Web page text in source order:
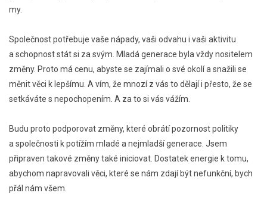
my.
Společnost potřebuje vaše nápady, vaši odvahu i vaši aktivitu
a schopnost stát si za svým. Mladá generace byla vždy nositelem
změny. Proto má cenu, abyste se zajímali o své okolí a snažili se
měnit věci k lepšímu. A vím, že mnozí z vás to dělají i přesto, že se
setkáváte s nepochopením. A za to si vás vážím.
Budu proto podporovat změny, které obrátí pozornost politiky
a společnosti k potížím mladé a nejmladší generace. Jsem
připraven takové změny také iniciovat. Dostatek energie k tomu,
abychom napravovali věci, které se nám zdají být nefunkční, bych
přál nám všem.